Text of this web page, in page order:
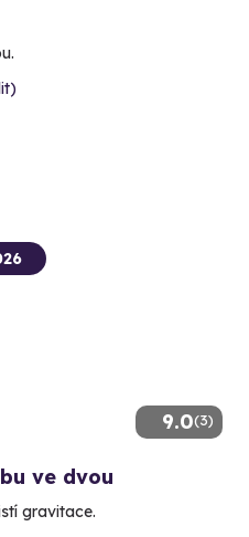
9.0(3)
ve dvou
gravitace.